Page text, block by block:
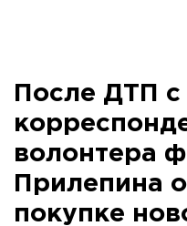
После ДТП с
волонтера
Прилепина
покупке